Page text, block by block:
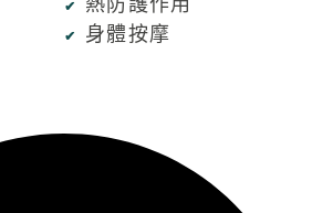
熱防護作用
身體按摩